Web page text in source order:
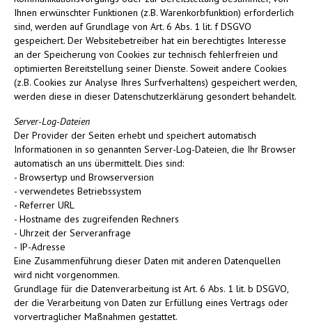
Ihnen erwünschter Funktionen (z.B. Warenkorbfunktion) erforderlich
sind, werden auf Grundlage von Art. 6 Abs. 1 lit. f DSGVO
gespeichert. Der Websitebetreiber hat ein berechtigtes Interesse
an der Speicherung von Cookies zur technisch fehlerfreien und
optimierten Bereitstellung seiner Dienste. Soweit andere Cookies
(z.B. Cookies zur Analyse Ihres Surfverhaltens) gespeichert werden,
werden diese in dieser Datenschutzerklärung gesondert behandelt.
Server-Log-Dateien
Der Provider der Seiten erhebt und speichert automatisch
Informationen in so genannten Server-Log-Dateien, die Ihr Browser
automatisch an uns übermittelt. Dies sind:
- Browsertyp und Browserversion
- verwendetes Betriebssystem
- Referrer URL
- Hostname des zugreifenden Rechners
- Uhrzeit der Serveranfrage
- IP-Adresse
Eine Zusammenführung dieser Daten mit anderen Datenquellen
wird nicht vorgenommen.
Grundlage für die Datenverarbeitung ist Art. 6 Abs. 1 lit. b DSGVO,
der die Verarbeitung von Daten zur Erfüllung eines Vertrags oder
vorvertraglicher Maßnahmen gestattet.